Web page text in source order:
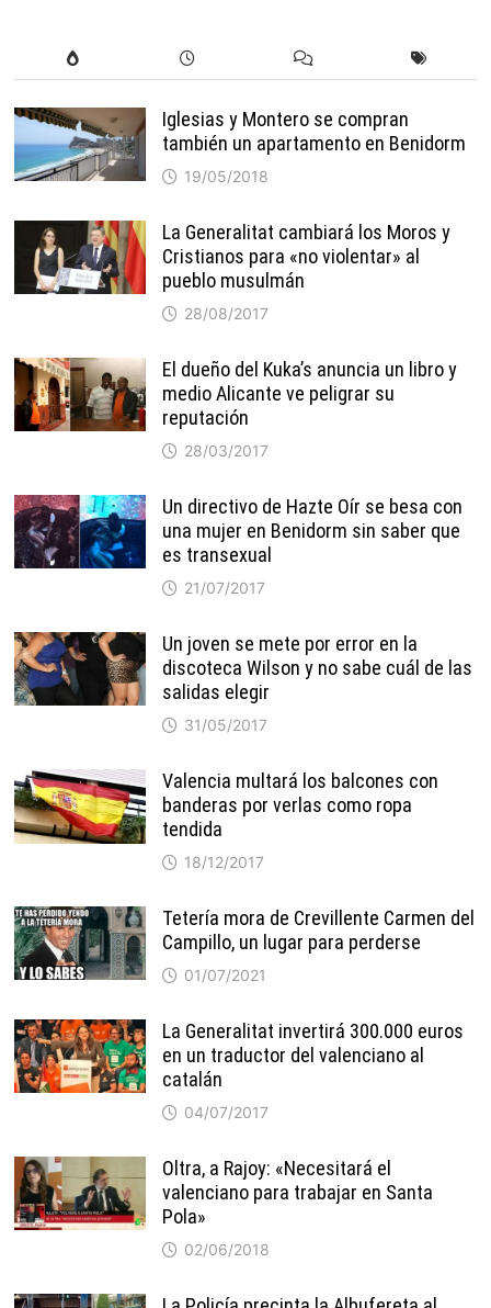
Iglesias y Montero se compran
también un apartamento en Benidorm
19/05/2018
La Generalitat cambiará los Moros y
Cristianos para «no violentar» al
pueblo musulmán
28/08/2017
El dueño del Kuka’s anuncia un libro y
medio Alicante ve peligrar su
reputación
28/03/2017
Un directivo de Hazte Oír se besa con
una mujer en Benidorm sin saber que
es transexual
21/07/2017
Un joven se mete por error en la
discoteca Wilson y no sabe cuál de las
salidas elegir
31/05/2017
Valencia multará los balcones con
banderas por verlas como ropa
tendida
18/12/2017
Tetería mora de Crevillente Carmen del
Campillo, un lugar para perderse
01/07/2021
La Generalitat invertirá 300.000 euros
en un traductor del valenciano al
catalán
04/07/2017
Oltra, a Rajoy: «Necesitará el
valenciano para trabajar en Santa
Pola»
02/06/2018